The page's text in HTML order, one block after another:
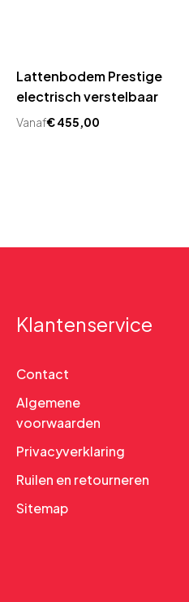
Lattenbodem Prestige
electrisch verstelbaar
Vanaf€455,00
Klantenservice
Contact
Algemene
voorwaarden
Privacyverklaring
Ruilen en retourneren
Sitemap